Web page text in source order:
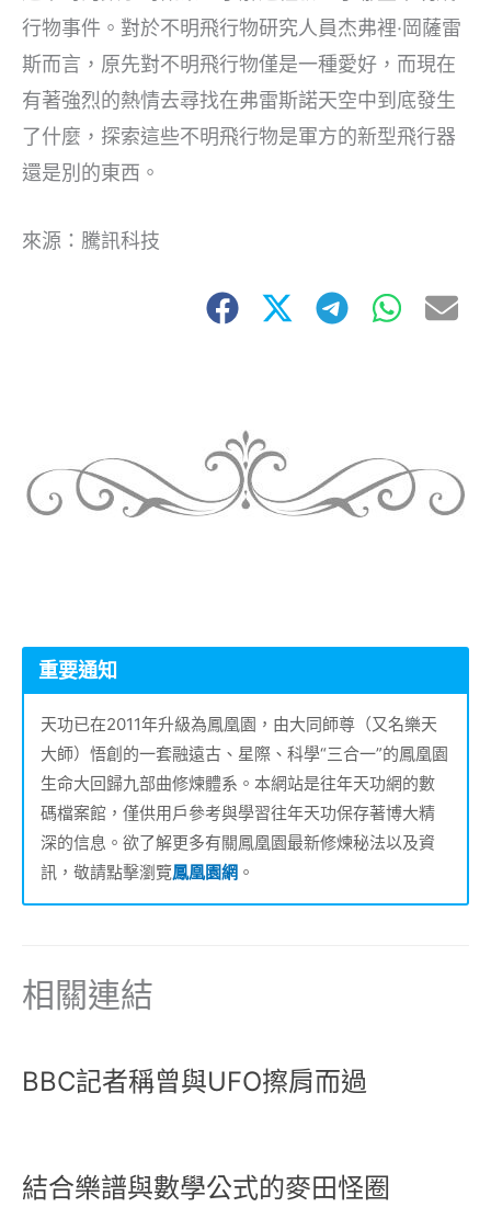
行物事件。對於不明飛行物研究人員杰弗裡·岡薩雷
斯而言，原先對不明飛行物僅是一種愛好，而現在
有著強烈的熱情去尋找在弗雷斯諾天空中到底發生
了什麼，探索這些不明飛行物是軍方的新型飛行器
還是別的東西。
來源：騰訊科技
重要通知
天功已在2011年升級為鳳凰園，由大同師尊（又名樂天
大師）悟創的一套融遠古、星際、科學“三合一”的鳳凰園
生命大回歸九部曲修煉體系。本網站是往年天功網的數
碼檔案館，僅供用戶參考與學習往年天功保存著博大精
深的信息。欲了解更多有關鳳凰園最新修煉秘法以及資
訊，敬請點擊瀏覽鳳凰園網 。
相關連結
BBC記者稱曾與UFO擦肩而過
結合樂譜與數學公式的麥田怪圈